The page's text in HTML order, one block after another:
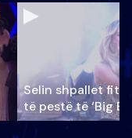
Selin shpallet
të pestë të ‘Big